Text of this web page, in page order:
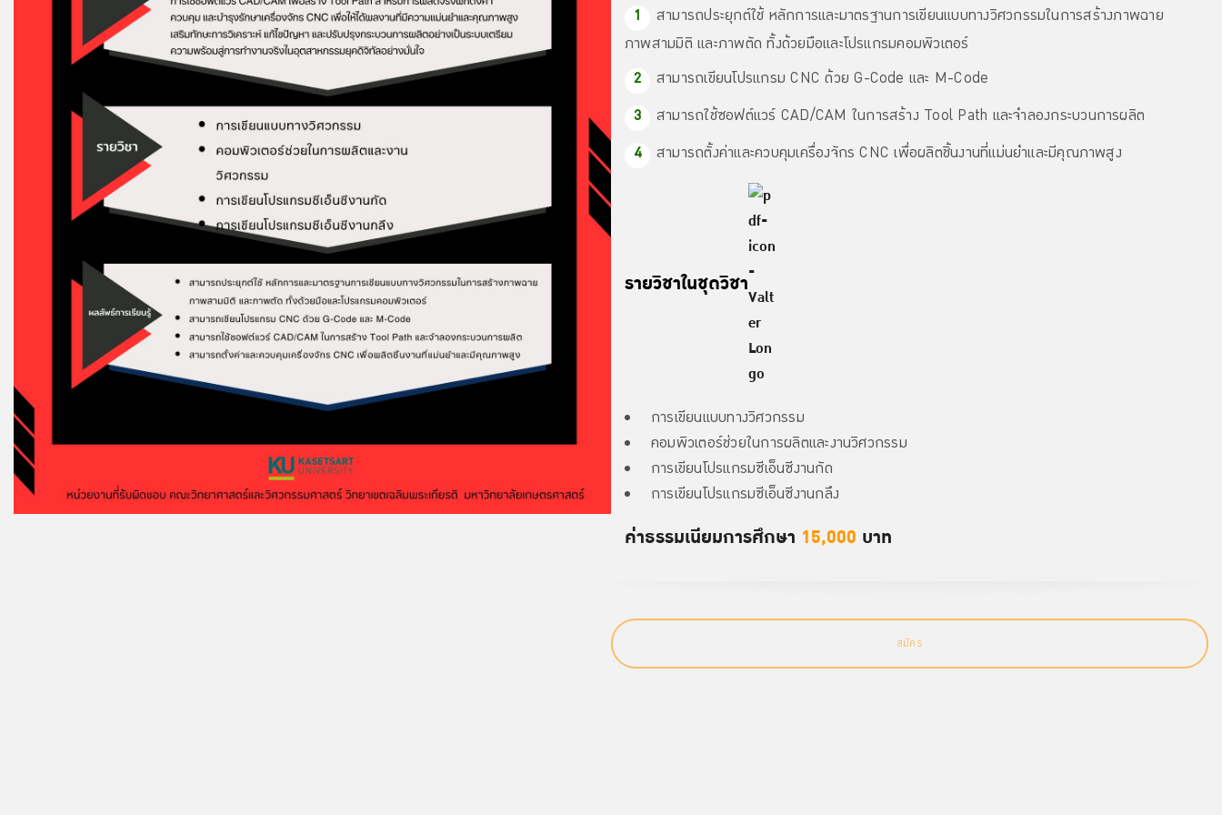
สามารถประยุกต์ใช้ หลักการและมาตรฐานการเขียนแบบทางวิศวกรรมในการสร้างภาพฉาย
ภาพสามมิติ และภาพตัด ทั้งด้วยมือและโปรแกรมคอมพิวเตอร์
สามารถเขียนโปรแกรม CNC ด้วย G-Code และ M-Code
สามารถใช้ซอฟต์แวร์ CAD/CAM ในการสร้าง Tool Path และจำลองกระบวนการผลิต
สามารถตั้งค่าและควบคุมเครื่องจักร CNC เพื่อผลิตชิ้นงานที่แม่นยำและมีคุณภาพสูง
รายวิชาในชุดวิชา
การเขียนแบบทางวิศวกรรม
คอมพิวเตอร์ช่วยในการผลิตและงานวิศวกรรม
การเขียนโปรแกรมซีเอ็นซีงานกัด
การเขียนโปรแกรมซีเอ็นซีงานกลึง
ค่าธรรมเนียมการศึกษา 15,000 บาท
สมัคร